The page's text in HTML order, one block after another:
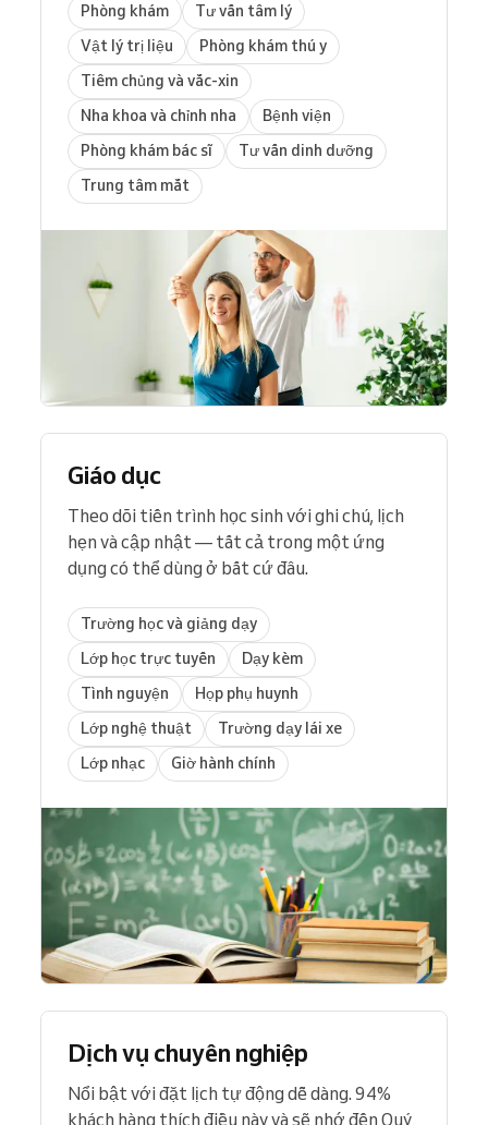
Phòng khám
Tư vấn tâm lý
Vật lý trị liệu
Phòng khám thú y
Tiêm chủng và vắc-xin
Nha khoa và chỉnh nha
Bệnh viện
Phòng khám bác sĩ
Tư vấn dinh dưỡng
Trung tâm mắt
Giáo dục
Theo dõi tiến trình học sinh với ghi chú, lịch
hẹn và cập nhật — tất cả trong một ứng
dụng có thể dùng ở bất cứ đâu.
Trường học và giảng dạy
Lớp học trực tuyến
Dạy kèm
Tình nguyện
Họp phụ huynh
Lớp nghệ thuật
Trường dạy lái xe
Lớp nhạc
Giờ hành chính
Dịch vụ chuyên nghiệp
Nổi bật với đặt lịch tự động dễ dàng. 94%
khách hàng thích điều này và sẽ nhớ đến Quý